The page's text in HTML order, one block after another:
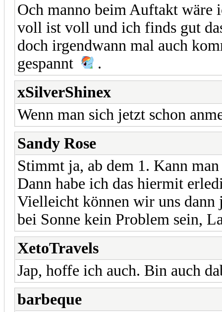
Och manno beim Auftakt wäre
voll ist voll und ich finds gut
doch irgendwann mal auch
gespannt
.
xSilverShinex
Wenn man sich jetzt schon
Sandy Rose
Stimmt ja, ab dem 1. Kann
Dann habe ich das hiermit
Vielleicht können wir uns dann
bei Sonne kein Problem sein,
XetoTravels
Jap, hoffe ich auch. Bin auch
barbeque